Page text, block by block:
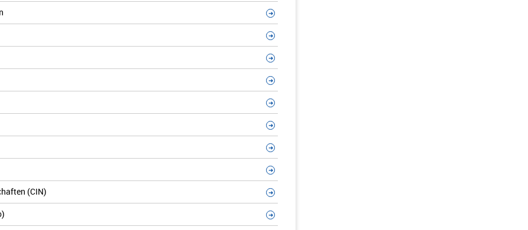
(CIN)